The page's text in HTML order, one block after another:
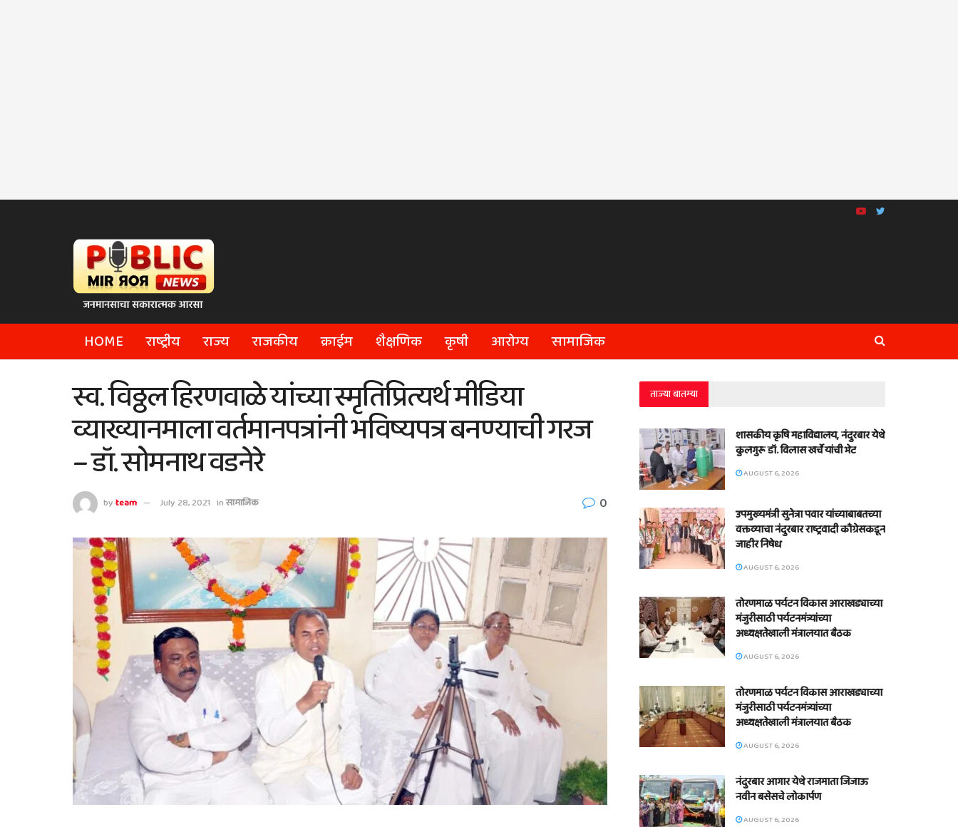
HOME राष्ट्रीय राज्य राजकीय क्राईम शैक्षणिक कृषी आरोग्य सामाजिक
स्व. विठ्ठल हिरणवाळे यांच्या स्मृतिप्रित्यर्थ मीडिया
व्याख्यानमाला वर्तमानपत्रांनी भविष्यपत्र बनण्याची गरज
– डॉ. सोमनाथ वडनेरे
byteam July 28, 2021 inसामाजिक 0
ताज्या बातम्या
शासकीय कृषि महाविद्यालय, नंदुरबार येथे
कुलगुरू डॉ. विलास खर्चे यांची भेट
AUGUST 6, 2026
उपमुख्यमंत्री सुनेत्रा पवार यांच्याबाबतच्या
वक्तव्याचा नंदुरबार राष्ट्रवादी काँग्रेसकडून
जाहीर निषेध
AUGUST 6, 2026
तोरणमाळ पर्यटन विकास आराखड्याच्या
मंजुरीसाठी पर्यटनमंत्र्यांच्या
अध्यक्षतेखाली मंत्रालयात बैठक
AUGUST 6, 2026
तोरणमाळ पर्यटन विकास आराखड्याच्या
मंजुरीसाठी पर्यटनमंत्र्यांच्या
अध्यक्षतेखाली मंत्रालयात बैठक
AUGUST 6, 2026
नंदुरबार आगार येथे राजमाता जिजाऊ
नवीन बसेसचे लोकार्पण
AUGUST 6, 2026